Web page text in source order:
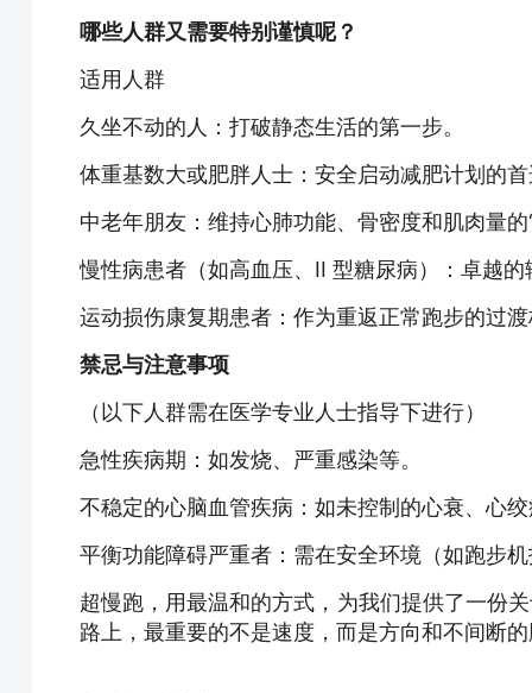
哪些人群又需要特别谨慎呢？
适用人群
久坐不动的人：打破静态生活的第一步。
体重基数大或肥胖人士：安全启动减肥计划的
中老年朋友：维持心肺功能、骨密度和肌肉量的
慢性病患者（如高血压、II 型糖尿病）：卓越
运动损伤康复期患者：作为重返正常跑步的过
禁忌与注意事项
（以下人群需在医学专业人士指导下进行）
急性疾病期：如发烧、严重感染等。
不稳定的心脑血管疾病：如未控制的心衰、心
平衡功能障碍严重者：需在安全环境（如跑步
超慢跑，用最温和的方式，为我们提供了一份
路上，最重要的不是速度，而是方向和不间断